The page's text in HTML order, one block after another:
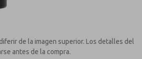
de la imagen superior. Los detalles del
antes de la compra.